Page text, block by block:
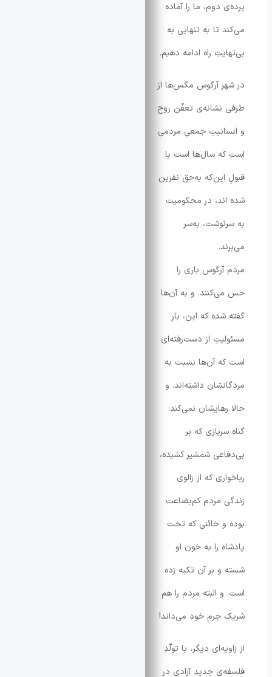
دوم، ما را آماده
تا به تنهایی به
راه ادامه دهیم.
آرگوس مگس‌ها از
نشانه‌ی تعفّن روح
جمعیِ مردمی
سال‌ها است با
به‌حق نفرین
در محکومیت
به‌سر
باری را
و به آن‌ها
که این، بارِ
از دست‌رفته‌ای
آن‌ها نسبت به
داشته‌اند. و
نمی‌کند؛
که بر
شمشیر کشیده،
که از زالوی
مردم کم‌بضاعت
خائنی که تخت
را به خون او
بر آن تکیه زده
البته مردم را هم
خود می‌داند!
دیگر، با تولّدِ
جدیدِ آزادی در